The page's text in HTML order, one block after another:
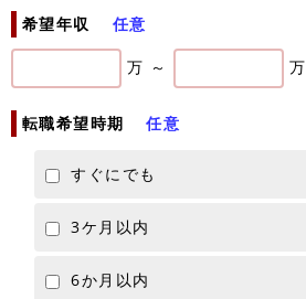
希望年収 任意
万 ～ 万
転職希望時期 任意
すぐにでも
3ケ月以内
6か月以内